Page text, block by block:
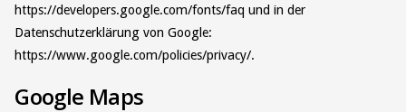
https://developers.google.com/fonts/faq und in der
Datenschutzerklärung von Google:
https://www.google.com/policies/privacy/.
Google Maps